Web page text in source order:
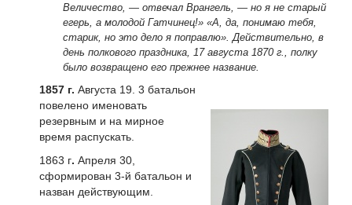
Величество, — отвечал Врангель, — но я не старый
егерь, а молодой Гатчинец!» «А, да, понимаю тебя,
старик, но это дело я поправлю». Действительно, в
день полкового праздника, 17 августа 1870 г., полку
было возвращено его прежнее название.
1857 г. Августа 19. 3 батальон
повелено именовать
резервным и на мирное
время распускать.
1863 г. Апреля 30,
сформирован 3-й батальон и
назван действующим.